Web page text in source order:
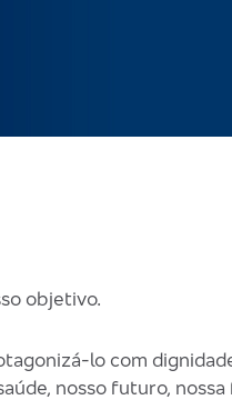
objetivo.
lo com
nosso futuro,